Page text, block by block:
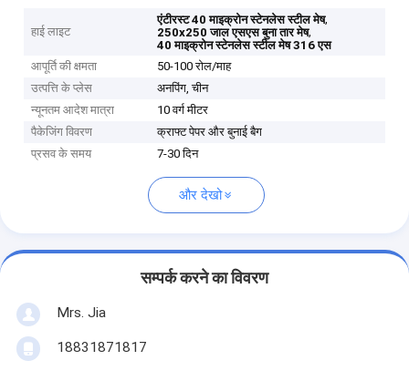
हाई लाइट
एंटीरस्ट 40 माइक्रोन स्टेनलेस स्टील मेष,
250x250 जाल एसएस बुना तार मेष,
40 माइक्रोन स्टेनलेस स्टील मेष 316 एस
आपूर्ति की क्षमता
50-100 रोल/माह
उत्पत्ति के प्लेस
अनपिंग, चीन
न्यूनतम आदेश मात्रा
10 वर्ग मीटर
पैकेजिंग विवरण
क्राफ्ट पेपर और बुनाई बैग
प्रसव के समय
7-30 दिन
और देखो
सम्पर्क करने का विवरण
Mrs. Jia
18831871817